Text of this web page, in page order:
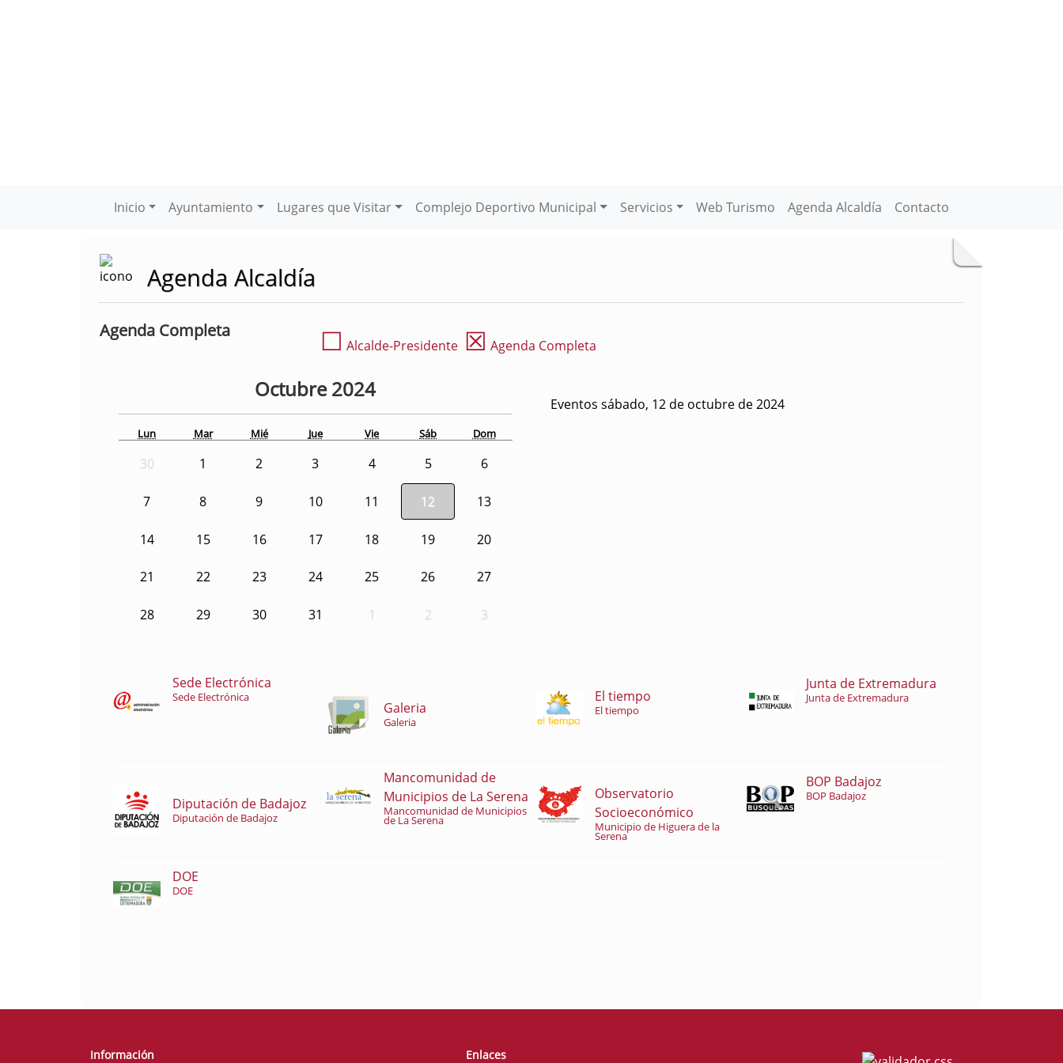
Inicio Ayuntamiento Lugares que Visitar Complejo Deportivo Municipal Servicios Web Turismo Agenda Alcaldía Contacto
Agenda Alcaldía
Agenda Completa ☐ Alcalde-Presidente ☒ Agenda Completa
Octubre2024
Lun Mar Mié Jue Vie Sáb Dom
30 1 2 3 4 5 6
7 8 9 10 11 12 13
14 15 16 17 18 19 20
21 22 23 24 25 26 27
28 29 30 31 1 2 3
Eventos sábado, 12 de octubre de 2024
Sede Electrónica
Sede Electrónica
Galeria
Galeria
El tiempo
El tiempo
Junta de Extremadura
Junta de Extremadura
Diputación de Badajoz
Diputación de Badajoz
Mancomunidad de
Municipios de La Serena
Mancomunidad de Municipios
de La Serena
Observatorio
Socioeconómico
Municipio de Higuera de la
Serena
BOP Badajoz
BOP Badajoz
DOE
DOE
Información Enlaces